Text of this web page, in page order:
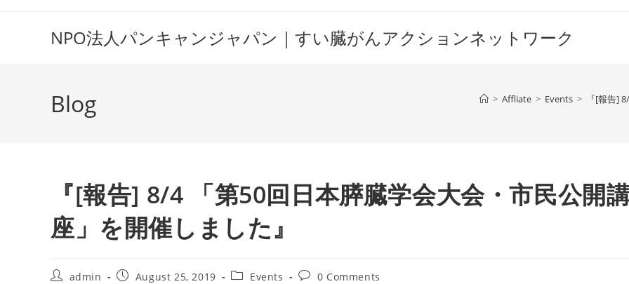
NPO法人パンキャンジャパン｜すい臓がんアクションネットワーク
Blog > Affliate > Events > 『[報告]
『[報告] 8/4 「第50回日本膵臓学会大会・市民公開
座」を開催しました』
Postadmin
PostAugust 25, 2019
PostEvents
Post0 Comments